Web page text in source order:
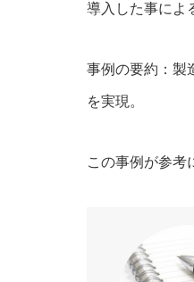
導入した事によ
事例の要約：製
を実現。
この事例が参考